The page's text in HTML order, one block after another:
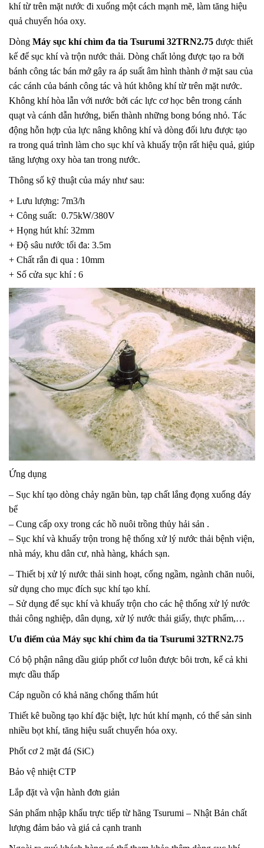
khí từ trên mặt nước đi xuống một cách mạnh mẽ, làm tăng hiệu
quả chuyển hóa oxy.
Dòng Máy sục khí chìm đa tia Tsurumi 32TRN2.75 được thiết
kế để sục khí và trộn nước thải. Dòng chất lỏng được tạo ra bởi
bánh công tác bán mở gây ra áp suất âm hình thành ở mặt sau của
các cánh của bánh công tác và hút không khí từ trên mặt nước.
Không khí hòa lẫn với nước bởi các lực cơ học bên trong cánh
quạt và cánh dẫn hướng, biến thành những bong bóng nhỏ. Tác
động hỗn hợp của lực nâng không khí và dòng đối lưu được tạo
ra trong quá trình làm cho sục khí và khuấy trộn rất hiệu quả, giúp
tăng lượng oxy hòa tan trong nước.
Thông số kỹ thuật của máy như sau:
+ Lưu lượng: 7m3/h
+ Công suất: 0.75kW/380V
+ Họng hút khí: 32mm
+ Độ sâu nước tối đa: 3.5m
+ Chất rắn đi qua : 10mm
+ Số cửa sục khí : 6
Ứng dụng
– Sục khí tạo dòng chảy ngăn bùn, tạp chất lắng đọng xuống đáy
bể
– Cung cấp oxy trong các hồ nuôi trồng thủy hải sản .
– Sục khí và khuấy trộn trong hệ thống xử lý nước thải bệnh viện,
nhà máy, khu dân cư, nhà hàng, khách sạn.
– Thiết bị xử lý nước thải sinh hoạt, cống ngầm, ngành chăn nuôi,
sử dụng cho mục đích sục khí tạo khí.
– Sử dụng để sục khí và khuấy trộn cho các hệ thống xử lý nước
thải công nghiệp, dân dụng, xử lý nước thải giấy, thực phẩm,…
Ưu điểm của Máy sục khí chìm đa tia Tsurumi 32TRN2.75
Có bộ phận nâng dầu giúp phốt cơ luôn được bôi trơn, kể cả khi
mực dầu thấp
Cáp nguồn có khả năng chống thấm hút
Thiết kê buồng tạo khí đặc biệt, lực hút khí mạnh, có thể sản sinh
nhiều bọt khí, tăng hiệu suất chuyển hóa oxy.
Phốt cơ 2 mặt đá (SiC)
Bảo vệ nhiệt CTP
Lắp đặt và vận hành đơn giản
Sản phẩm nhập khẩu trực tiếp từ hãng Tsurumi – Nhật Bản chất
lượng đảm bảo và giá cả cạnh tranh